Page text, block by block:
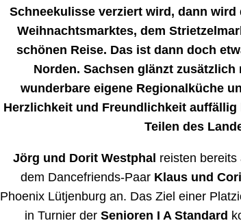
Schneekulisse verziert wird, dann wird
Weihnachtsmarktes, dem
schönen Reise. Das ist dann doch
Norden. Sachsen glänzt
wunderbare eigene Regionalküche
Herzlichkeit und Freundlichkeit
Teilen des
Jörg und Dorit Westphal reisten
dem Dancefriends-Paar Klaus und
Phoenix Lütjenburg an. Das Ziel einer
in Turnier der Senioren I A Standard